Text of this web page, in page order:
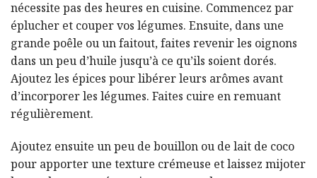
nécessite pas des heures en cuisine. Commencez par
éplucher et couper vos légumes. Ensuite, dans une
grande poêle ou un faitout, faites revenir les oignons
dans un peu d’huile jusqu’à ce qu’ils soient dorés.
Ajoutez les épices pour libérer leurs arômes avant
d’incorporer les légumes. Faites cuire en remuant
régulièrement.
Ajoutez ensuite un peu de bouillon ou de lait de coco
pour apporter une texture crémeuse et laissez mijoter